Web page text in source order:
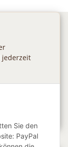
jederzeit
Sie den
PayPal